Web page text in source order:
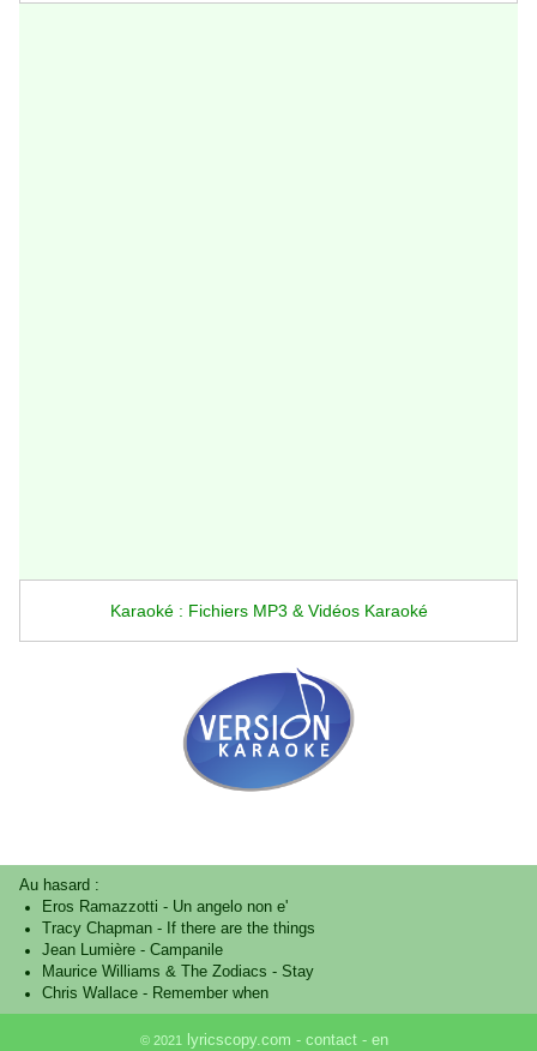
Karaoké : Fichiers MP3 & Vidéos Karaoké
Au hasard :
Eros Ramazzotti - Un angelo non e'
Tracy Chapman- If there are the things
Jean Lumière- Campanile
Maurice Williams & The Zodiacs - Stay
Chris Wallace- Remember when
© 2021lyricscopy.com - contact- en